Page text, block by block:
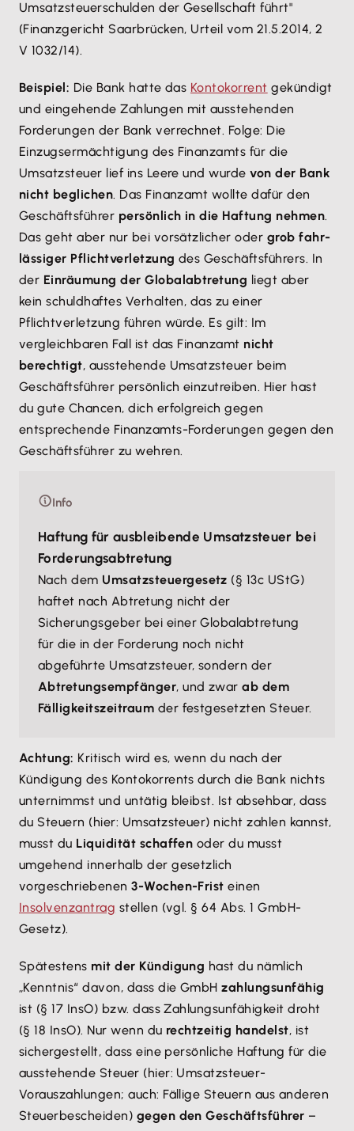
Umsatzsteuerschulden der Gesellschaft führt"
(Finanzgericht Saarbrücken, Urteil vom 21.5.2014, 2
V 1032/14).
Beispiel: Die Bank hatte das Kontokorrent gekündigt
und eingehende Zahlungen mit ausstehenden
Forderungen der Bank verrechnet. Folge: Die
Einzugsermächtigung des Finanzamts für die
Umsatzsteuer lief ins Leere und wurdevon der Bank
nicht beglichen. Das Finanzamt wollte dafür den
Geschäftsführer persönlich in die Haftung nehmen.
Das geht aber nur bei vorsätzlicher oder grob fahr­
lässiger Pflichtverletzung des Geschäftsführers. In
der Einräumung der Globalabtretung liegt aber
kein schuldhaftes Verhalten, das zu einer
Pflichtverletzung führen würde. Es gilt: Im
vergleichbaren Fall ist das Finanzamt nicht
berechtigt, ausstehende Umsatzsteuer beim
Geschäftsführer persönlich einzutreiben. Hier hast
du gute Chancen, dich erfolgreich gegen
entsprechende Finanzamts-Forderungen gegen den
Geschäftsführer zu wehren.
Info
Haftung für ausbleibende Umsatzsteuer bei
Forderungsabtretung
Nach dem Umsatzsteuergesetz (§ 13c UStG)
haftet nach Abtretung nicht der
Sicherungsgeber bei einer Globalabtretung
für die in der Forderung noch nicht
abgeführte Umsatzsteuer, sondern der
Abtretungsempfänger, und zwarab dem
Fälligkeitszeitraum der festgesetzten Steuer.
Achtung: Kritisch wird es, wenn du nach der
Kündigung des Kontokorrents durch die Bank nichts
unternimmst und untätig bleibst. Ist absehbar, dass
du Steuern (hier: Umsatzsteuer) nicht zahlen kannst,
musst du Liquidität schaffen oder du musst
umgehend innerhalb der gesetzlich
vorgeschriebenen3-Wochen-Frist einen
Insolvenzantrag stellen (vgl. § 64 Abs. 1 GmbH-
Gesetz).
Spätestens mit der Kündigung hast du nämlich
„Kenntnis“ davon, dass die GmbHzahlungsunfähig
ist (§ 17 InsO) bzw. dass Zahlungsunfähigkeit droht
(§ 18 InsO). Nur wenn du rechtzeitig handelst, ist
sichergestellt, dass eine persönliche Haftung für die
ausstehende Steuer (hier: Umsatzsteuer-
Vorauszahlungen; auch: Fällige Steuern aus anderen
Steuerbescheiden) gegen den Geschäftsführer –